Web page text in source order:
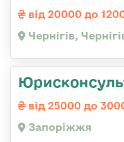
від 20000 до
Чернігів,
від 25000 до
Запоріжжя